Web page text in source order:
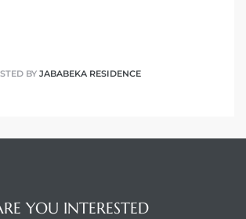
BY JABABEKA RESIDENCE
YOU INTERESTED